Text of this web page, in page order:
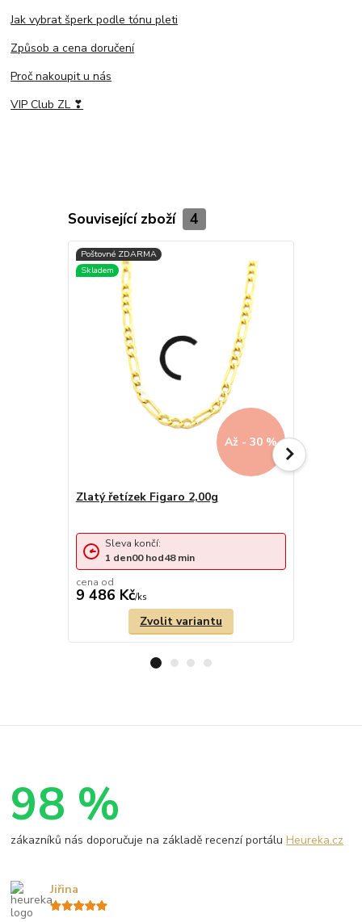
Jak vybrat šperk podle tónu pleti
Způsob a cena doručení
Proč nakoupit u nás
VIP Club ZL ❣
Související zboží 4
Až - 30 %
Zlatý řetízek Figaro 2,00g
cena od
9 486 Kč/ks
Sleva končí:
1 den00hod48min
Zvolit variantu
98 %
zákazníků nás doporučuje na základě recenzí portáluHeureka.cz
Jiřina